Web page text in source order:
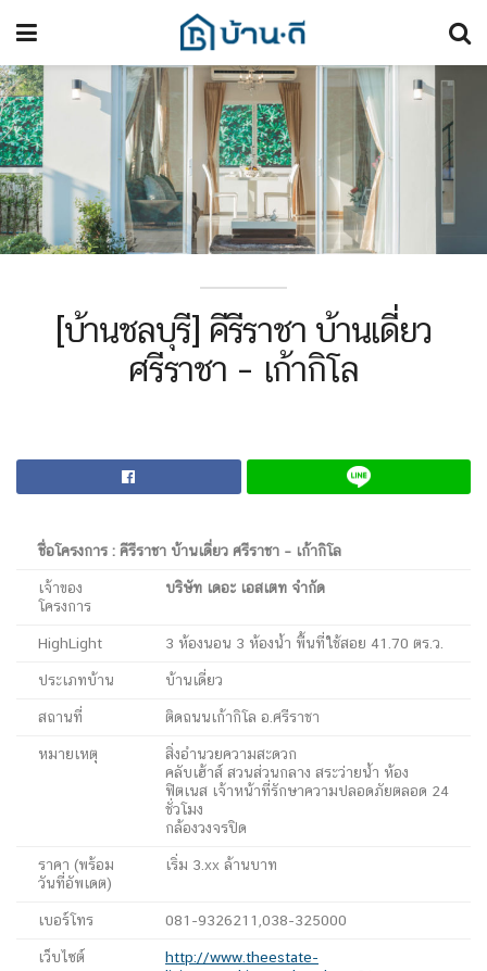
[บ้านชลบุรี] คีรีราชา บ้านเดี่ยว
ศรีราชา – เก้ากิโล
ชื่อโครงการ : คีรีราชา บ้านเดี่ยว ศรีราชา – เก้ากิโล
เจ้าของ
โครงการ
บริษัท เดอะ เอสเตท จำกัด
HighLight 3 ห้องนอน 3 ห้องน้ำ พื้นที่ใช้สอย 41.70 ตร.ว.
ประเภทบ้าน บ้านเดี่ยว
สถานที่ ติดถนนเก้ากิโล อ.ศรีราชา
หมายเหตุ
สิ่งอำนวยความสะดวก
คลับเฮ้าส์ สวนส่วนกลาง สระว่ายน้ำ ห้อง
ฟิตเนส เจ้าหน้าที่รักษาความปลอดภัยตลอด 24
ชั่วโมง
กล้องวงจรปิด
ราคา (พร้อม
วันที่อัพเดต)
เริ่ม 3.xx ล้านบาท
เบอร์โทร 081-9326211,038-325000
เว็บไซต์
http://www.theestate-